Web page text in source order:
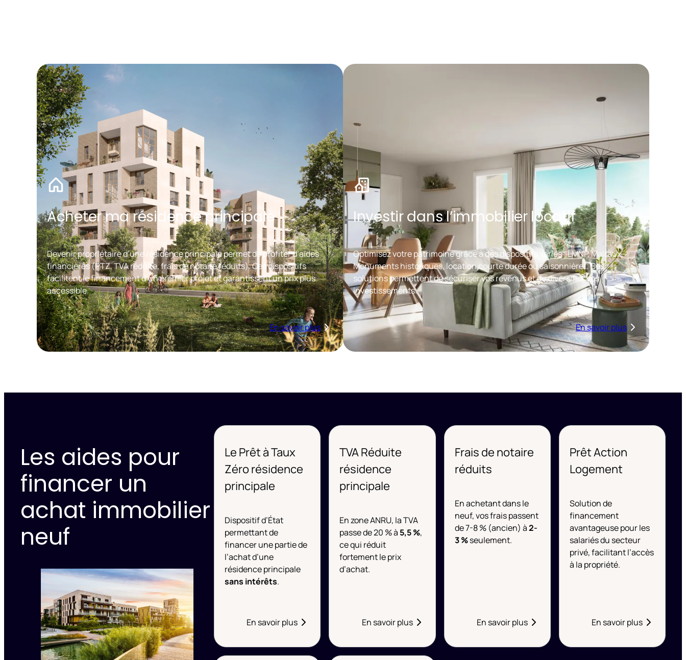
Acheter ma résidence principale
Devenir propriétaire d’une résidence principale permet de profiter d’aides
financières (PTZ, TVA réduite, frais de notaire réduits). Ces dispositifs
facilitent le financement d’un premier projet et garantissent un prix plus
accessible.
En savoir plus
Investir dans l’immobilier locatif
Optimisez votre patrimoine grâce à des dispositifs variés : LMNP, Malraux,
Monuments historiques, location courte durée ou saisonnière… Ces
solutions permettent de sécuriser vos revenus et de diversifier vos
investissements.
En savoir plus
Les aides pour
financer un
achat immobilier
neuf
Le Prêt à Taux
Zéro résidence
principale
Dispositif d’État
permettant de
financer une partie de
l’achat d’une
résidence principale
sans intérêts.
En savoir plus
TVA Réduite
résidence
principale
En zone ANRU, la TVA
passe de 20 % à 5,5 %,
ce qui réduit
fortement le prix
d’achat.
En savoir plus
Frais de notaire
réduits
En achetant dans le
neuf, vos frais passent
de 7-8 % (ancien) à2-
3 %seulement.
En savoir plus
Prêt Action
Logement
Solution de
financement
avantageuse pour les
salariés du secteur
privé, facilitant l’accès
à la propriété.
En savoir plus